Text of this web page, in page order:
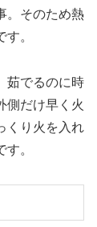
。そのため熱
。
茹でるのに時
側だけ早く火
くり火を入れ
。